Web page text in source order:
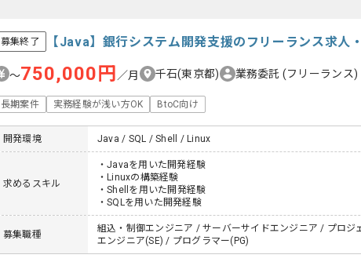
募集終了 【Java】銀行システム開発支援のフリーランス求人
〜750,000円 ／月 千石(東京都) 業務委託 (フリーランス)
長期案件 実務経験が浅い方OK BtoC向け
開発環境 Java / SQL / Shell / Linux
求めるスキル
・Javaを用いた開発経験
・Linuxの構築経験
・Shellを用いた開発経験
・SQLを用いた開発経験
募集職種
組込・制御エンジニア / サーバーサイドエンジニア / プロジ
エンジニア(SE) / プログラマー(PG)